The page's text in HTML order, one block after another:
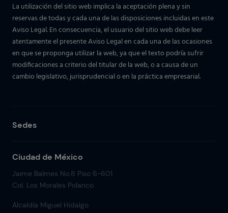
La utilización del sitio web implica la aceptación plena y sin
reservas de todas y cada una de las disposiciones incluidas en este
Aviso Legal. En consecuencia, el usuario del sitio web debe leer
atentamente el presente Aviso Legal en cada una de las ocasiones
en que se proponga utilizar la web, ya que el texto podría sufrir
modificaciones a criterio del titular de la web, o a causa de un
cambio legislativo, jurisprudencial o en la práctica empresarial.
Sedes
Ciudad de México
Jaime Balmes No.8 Piso 6-601
Col. Los Morales Polanco
Alcaldía Miguel Hidalgo